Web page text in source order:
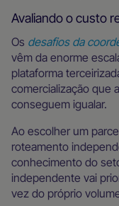
Avaliando o custo
Os desafios da
vêm da enorme
plataforma
comercialização que
conseguem igualar.
Ao escolher um
roteamento
conhecimento do
independente vai
vez do próprio